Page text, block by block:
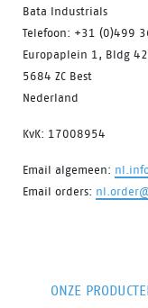
Bata Industrials
Telefoon: +31 (0)499
Europaplein 1, Bldg 42
5684 ZC Best
Nederland
KvK: 17008954
Email algemeen:
Email orders:
ONZE